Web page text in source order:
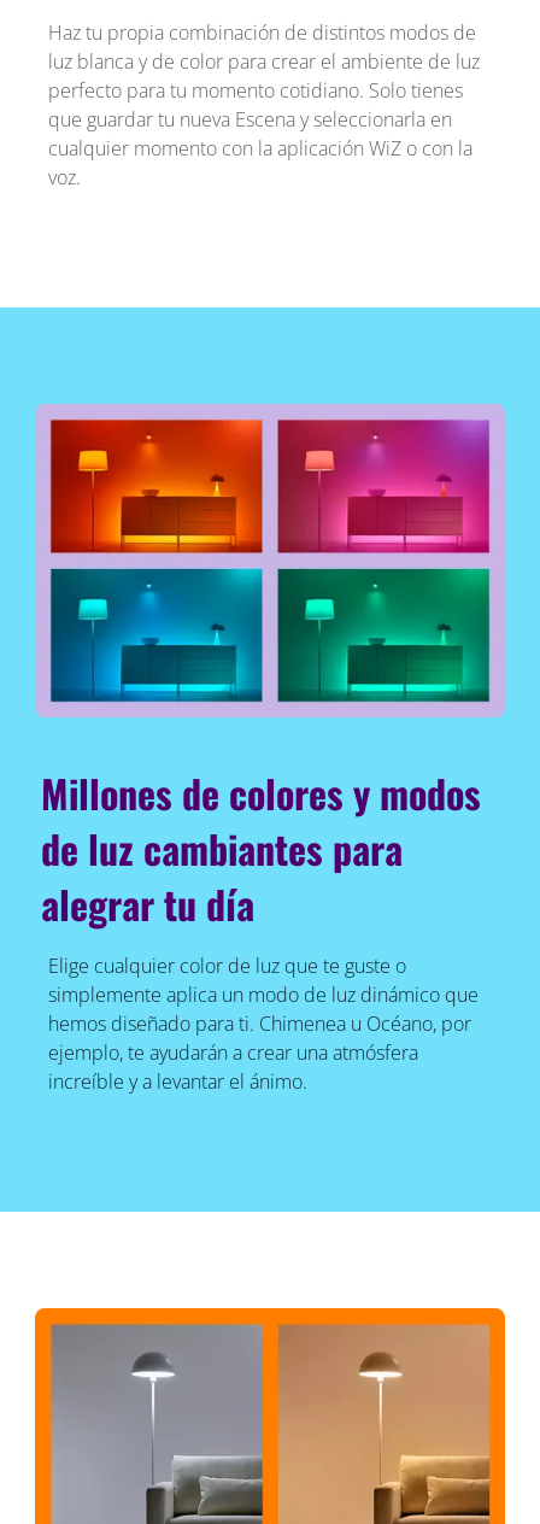
Haz tu propia combinación de distintos modos de
luz blanca y de color para crear el ambiente de luz
perfecto para tu momento cotidiano. Solo tienes
que guardar tu nueva Escena y seleccionarla en
cualquier momento con la aplicación WiZ o con la
voz.
Millones de colores y modos
de luz cambiantes para
alegrar tu día
Elige cualquier color de luz que te guste o
simplemente aplica un modo de luz dinámico que
hemos diseñado para ti. Chimenea u Océano, por
ejemplo, te ayudarán a crear una atmósfera
increíble y a levantar el ánimo.